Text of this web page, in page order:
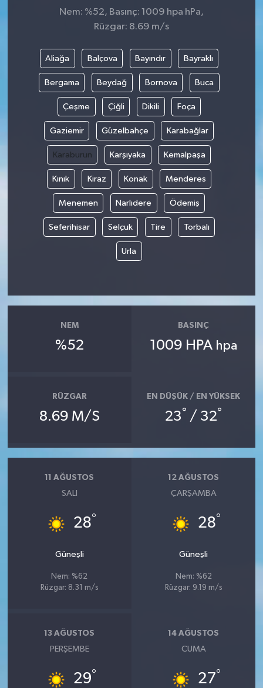
Nem: %52, Basınç: 1009 hpa hPa,
Rüzgar: 8.69 m/s
Aliağa Balçova Bayındır Bayraklı
Bergama Beydağ Bornova Buca
Çeşme Çiğli Dikili Foça
Gaziemir Güzelbahçe Karabağlar
Karaburun Karşıyaka Kemalpaşa
Kınık Kiraz Konak Menderes
Menemen Narlıdere Ödemiş
Seferihisar Selçuk Tire Torbalı
Urla
NEM
%52
BASINÇ
1009 HPA hpa
RÜZGAR
8.69 M/S
EN DÜŞÜK / EN YÜKSEK
23° / 32°
11 AĞUSTOS
SALI
28°
Güneşli
Nem: %62
Rüzgar: 8.31 m/s
12 AĞUSTOS
ÇARŞAMBA
28°
Güneşli
Nem: %62
Rüzgar: 9.19 m/s
13 AĞUSTOS
PERŞEMBE
29°
14 AĞUSTOS
CUMA
27°